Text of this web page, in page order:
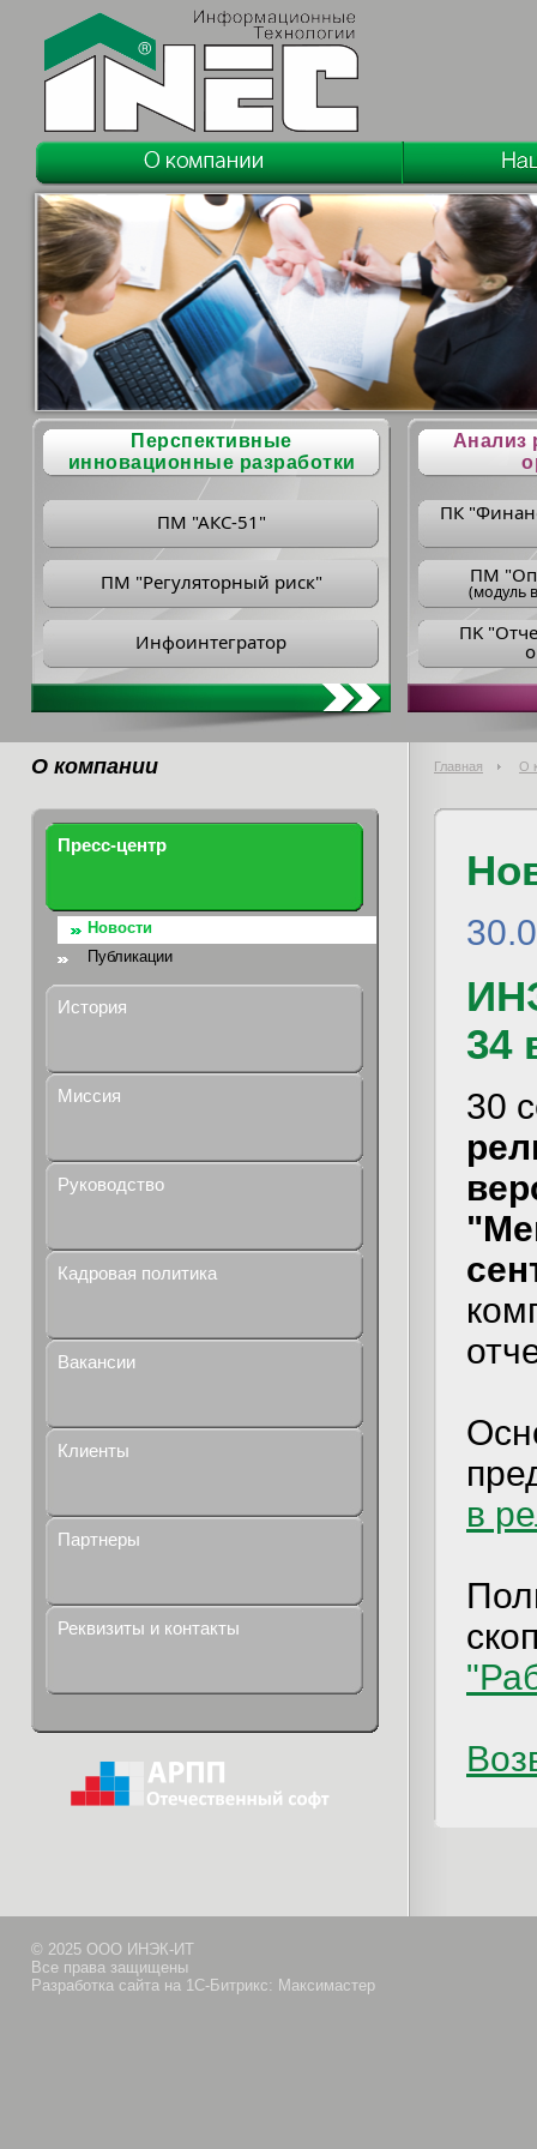
Перспективные
инновационные разработки
ПМ "АКС-51"
ПМ "Регуляторный риск"
Инфоинтегратор
Анализ
ПК
ПM
(модуль
ПK
О компании Главная О
Пресс-центр
Новости
Публикации
История
Миссия
Руководство
Кадровая политика
Вакансии
Клиенты
Партнеры
Реквизиты и контакты
34
30
в
© 2025 ООО ИНЭК-ИТ
Все права защищены
Разработка сайта на 1С-Битрикс: Максимастер